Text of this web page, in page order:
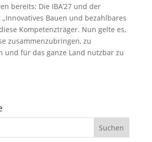
bereits: Die IBA’27 und der
Bauen und bezahlbares
Kompetenzträger. Nun gelte es,
zusammenzubringen, zu
und für das ganze Land nutzbar zu